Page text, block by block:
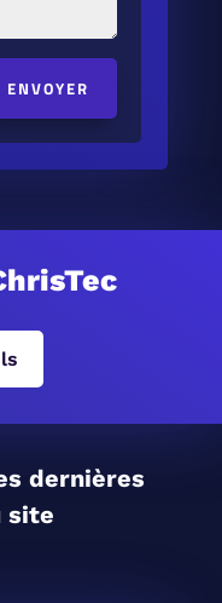
ENVOYER
dernières
site